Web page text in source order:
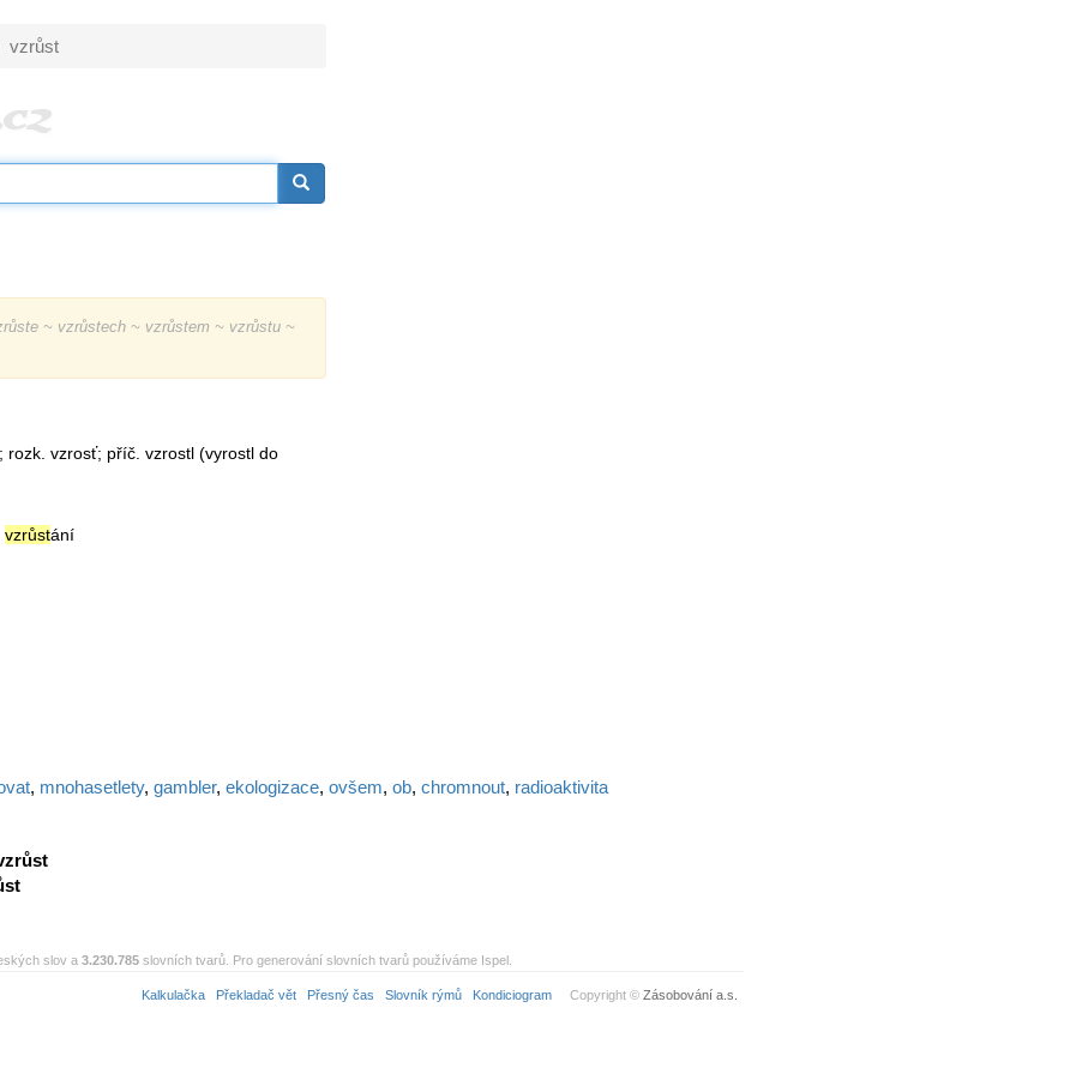
vzrůst
~ vzrůstech ~ vzrůstem ~ vzrůstu ~
rozk. vzrosť; příč. vzrostl (vyrostl do
vzrůstání
, mnohasetlety, gambler, ekologizace, ovšem, ob, chromnout, radioaktivita
slov a 3.230.785 slovních tvarů. Pro generování slovních tvarů používáme Ispel.
Kalkulačka Překladač vět Přesný čas Slovník rýmů Kondiciogram Copyright © Zásobování a.s.